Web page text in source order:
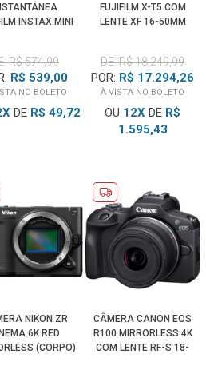
INSTAX MINI
R$ 574,99
R$ 539,00
NO BOLETO
XDE R$ 49,72
FUJIFILM X-T5 COM
LENTE XF 16-50MM
DE: R$ 18.249,99
POR: R$ 17.294,26
À VISTA NO BOLETO
OU 12X DE R$
1.595,43
NIKON ZR
6K RED
(CORPO)
CÂMERA CANON EOS
R100 MIRRORLESS 4K
COM LENTE RF-S 18-